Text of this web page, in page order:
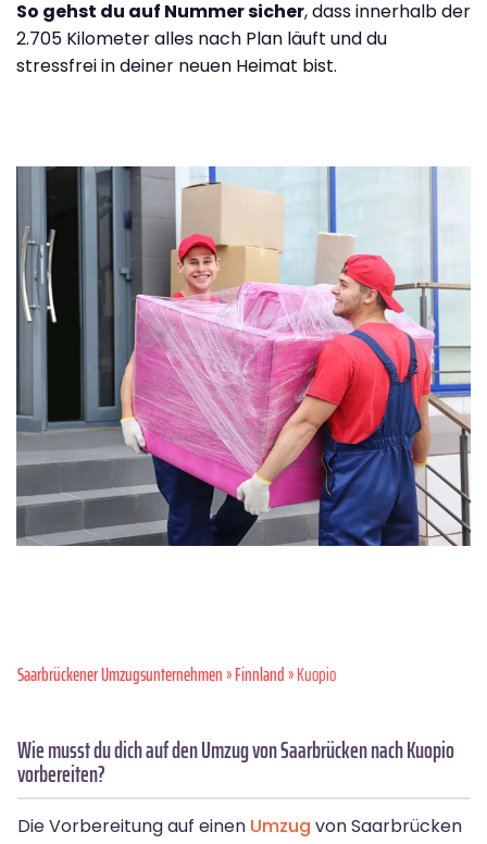
So gehst du auf Nummer sicher, dass innerhalb der
2.705 Kilometer alles nach Plan läuft und du
stressfrei in deiner neuen Heimat bist.
Saarbrückener Umzugsunternehmen»Finnland» Kuopio
Wie musst du dich auf den Umzug von Saarbrücken nach Kuopio
vorbereiten?
Die Vorbereitung auf einen Umzug von Saarbrücken